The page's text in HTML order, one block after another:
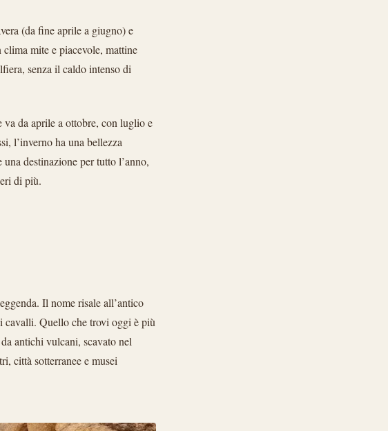
(da fine aprile a giugno) e
clima mite e piacevole, mattine
senza il caldo intenso di
va da aprile a ottobre, con luglio e
l’inverno ha una bellezza
destinazione per tutto l’anno,
di più.
Il nome risale all’antico
cavalli. Quello che trovi oggi è più
antichi vulcani, scavato nel
città sotterranee e musei